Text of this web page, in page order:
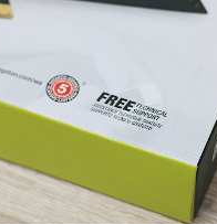
全新 SONY Xperia 1 VI 開箱! 相機實測! 長焦覆蓋更遠更清晰、2日長續航、頂尖影音娛樂效能~
MSI Claw 掌機專屬配件包 來囉 完美保護 MSI Claw A1M-026TW 電競掌機
人像旗艦 vivo V30 系列 開箱 評測! 首搭蔡司光學鏡頭、攝影棚級柔光環、拍攝功能最好玩的美拍神機 vivo V30 Pro
多個願望一次滿足 超強散熱 微星 MSI Claw A1M-026TW 電競掌機 開箱 評測
Motorola edge 70 pro 及 moto g37 power上市，登錄在送飛利浦氣炸鍋